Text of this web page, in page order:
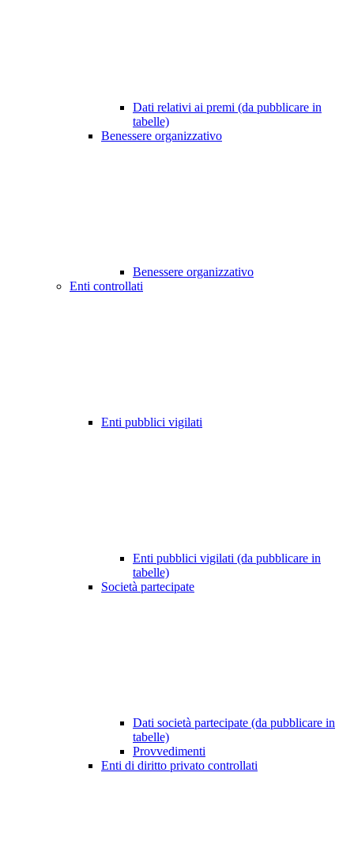
Dati relativi ai premi (da pubblicare in
tabelle)
Benessere organizzativo
Benessere organizzativo
Enti controllati
Enti pubblici vigilati
Enti pubblici vigilati (da pubblicare in
tabelle)
Società partecipate
Dati società partecipate (da pubblicare in
tabelle)
Provvedimenti
Enti di diritto privato controllati